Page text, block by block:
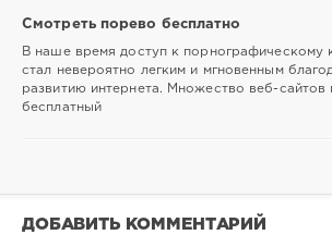
Смотреть порево бесплатно
В наше время доступ к порнографическому
стал невероятно легким и мгновенным
развитию интернета. Множество веб-сайтов
бесплатный
ДОБАВИТЬ КОММЕНТАРИЙ